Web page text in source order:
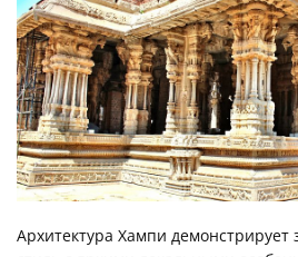
Архитектура Хампи демонстрирует